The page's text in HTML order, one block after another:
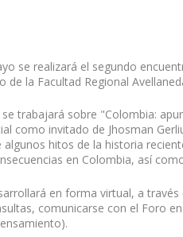
se realizará el segundo
de la Facultad Regional
trabajará sobre "Colombia:
como invitado de Jhosman
algunos hitos de la historia
en Colombia, así
en forma virtual, a
comunicarse con el Foro